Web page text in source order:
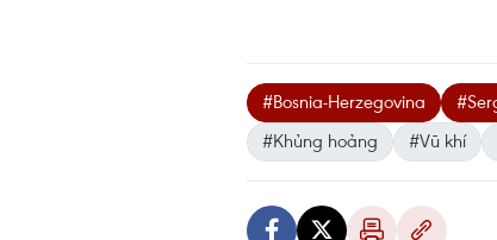
#Bosnia-Herzegovina
#Khủng hoảng
#Vũ khí